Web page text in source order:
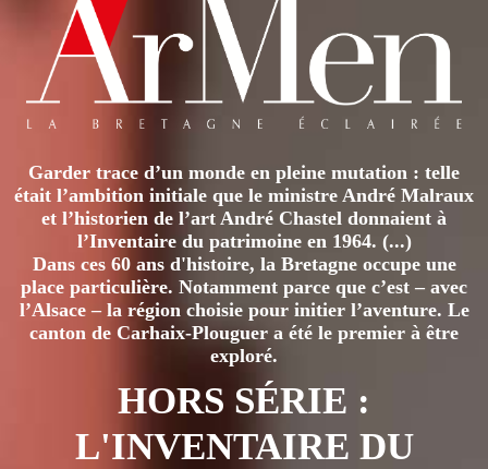
Garder trace d’un monde en pleine mutation : telle
était l’ambition initiale que le ministre André Malraux
et l’historien de l’art André Chastel donnaient à
l’Inventaire du patrimoine en 1964. (...)
Dans ces 60 ans d'histoire, la Bretagne occupe une
place particulière. Notamment parce que c’est – avec
l’Alsace – la région choisie pour initier l’aventure. Le
canton de Carhaix-Plouguer a été le premier à être
exploré.
HORS SÉRIE :
L'INVENTAIRE DU